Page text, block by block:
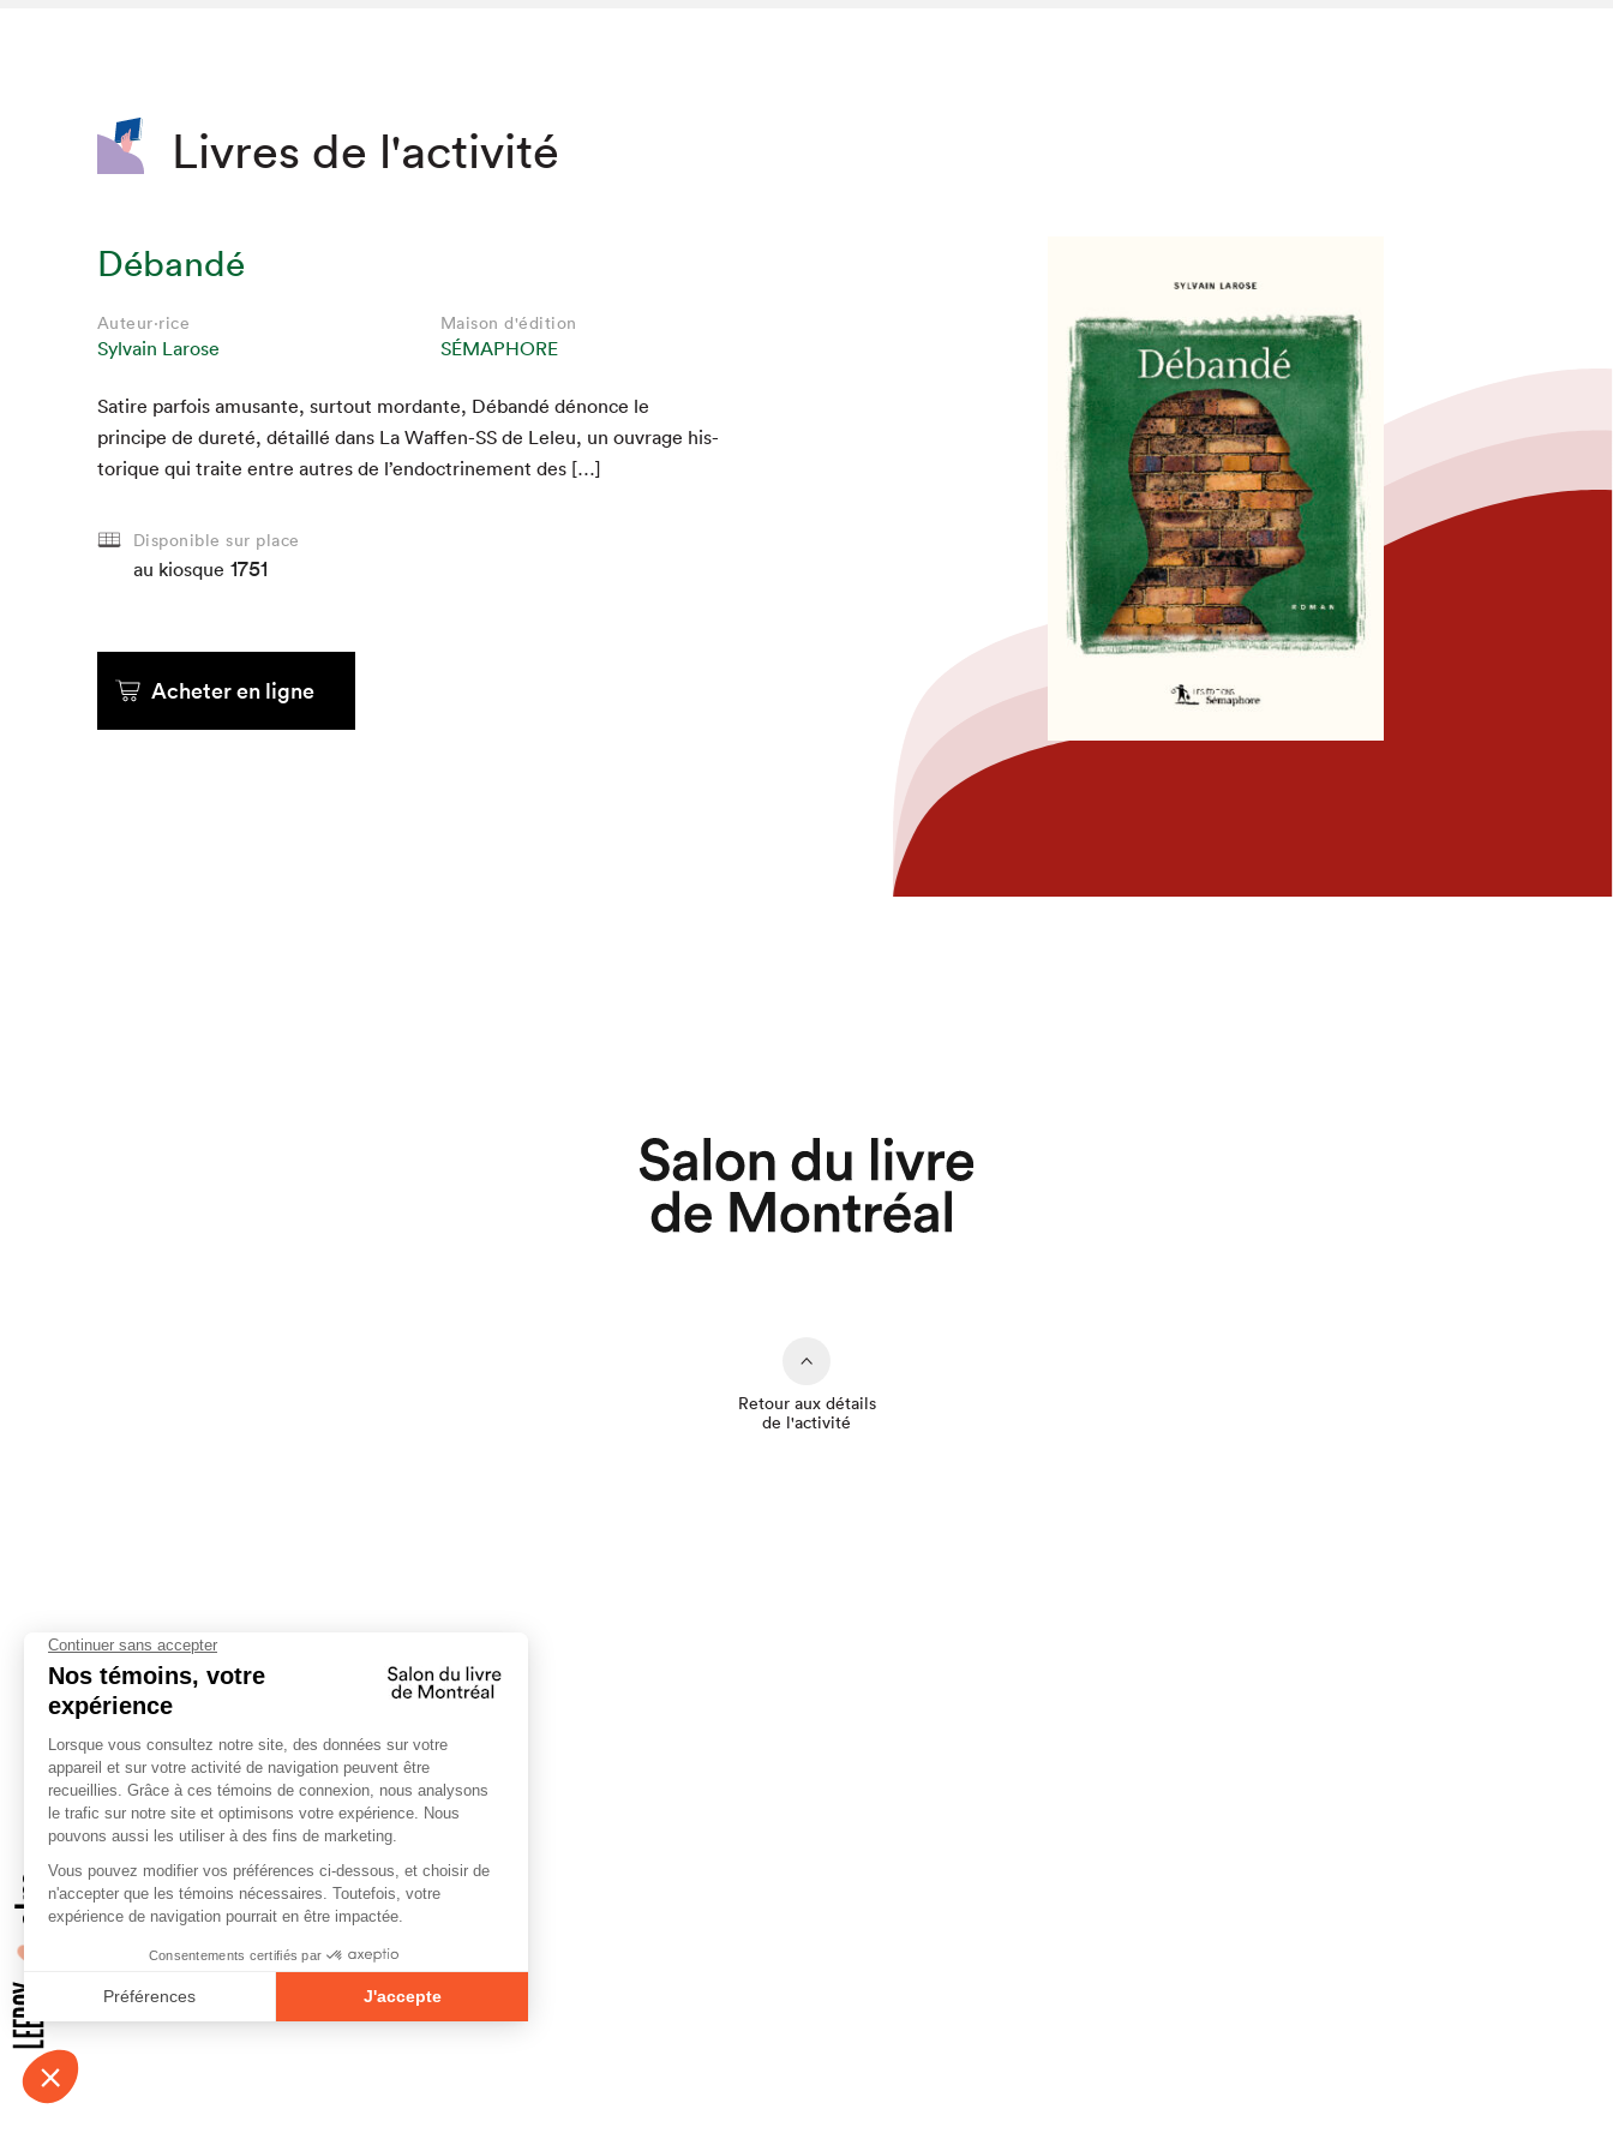
Que cherchez-vous?
Fermer
Livres de l'activité
Débandé
Auteur·rice
Sylvain Larose
Maison d'édition
SÉMAPHORE
Satire par­fois amu­sante, surtout mor­dante, Débandé dénonce le
principe de dureté, détail­lé dans La Waf­fen-SS de Leleu, un ouvrage his­
torique qui traite entre autres de l’endoctrinement des […]
Disponible sur place
au kiosque 1751
Acheter en ligne
Retour aux détails
de l'activité